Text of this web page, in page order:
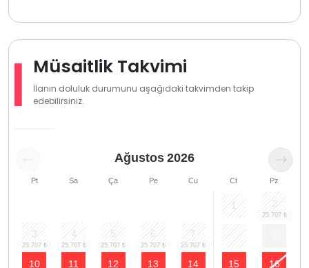
Müsaitlik Takvimi
İlanın doluluk durumunu aşağıdaki takvimden takip
edebilirsiniz.
Ağustos 2026
Pt Sa Ça Pe Cu Ct Pz
1 2
3 4 5 6 7
10 11 12 13 14 15 16